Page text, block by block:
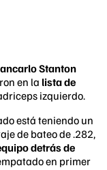
Stanton
en la lista de
izquierdo.
está teniendo un
de bateo de .282,
detrás de
en primer